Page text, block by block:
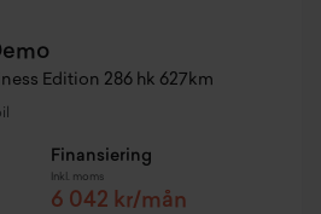
Edition 286 hk 627km
Finansiering
Inkl. moms
6 042 kr/mån